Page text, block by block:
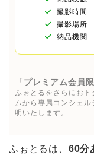
撮影時間
撮影場所
納品機関
「プレミアム会員
ふぉとるをさらにお
ムから専属コンシェ
明いたします。
ふぉとるは、 60分